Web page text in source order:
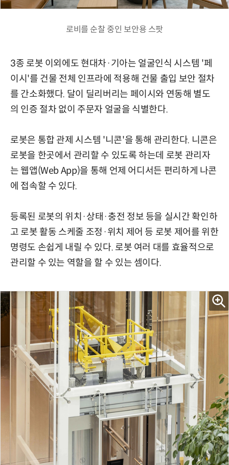
로비를 순찰 중인 보안용 스팟
3종 로봇 이외에도 현대차·기아는 얼굴인식 시스템 '페
이시'를 건물 전체 인프라에 적용해 건물 출입 보안 절차
를 간소화했다. 달이 딜리버리는 페이시와 연동해 별도
의 인증 절차 없이 주문자 얼굴을 식별한다.
로봇은 통합 관제 시스템 '니콘'을 통해 관리한다. 니콘은
로봇을 한곳에서 관리할 수 있도록 하는데 로봇 관리자
는 웹앱(Web App)을 통해 언제 어디서든 편리하게 나콘
에 접속할 수 있다.
등록된 로봇의 위치·상태·충전 정보 등을 실시간 확인하
고 로봇 활동 스케줄 조정·위치 제어 등 로봇 제어를 위한
명령도 손쉽게 내릴 수 있다. 로봇 여러 대를 효율적으로
관리할 수 있는 역할을 할 수 있는 셈이다.